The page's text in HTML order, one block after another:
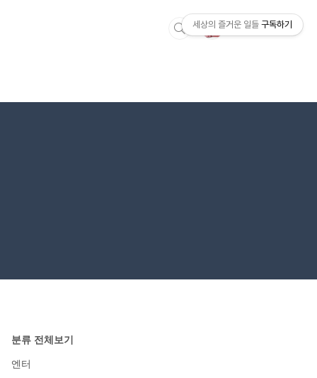
분류 전체보기
엔터
세상의 즐거운 일들 구독하기